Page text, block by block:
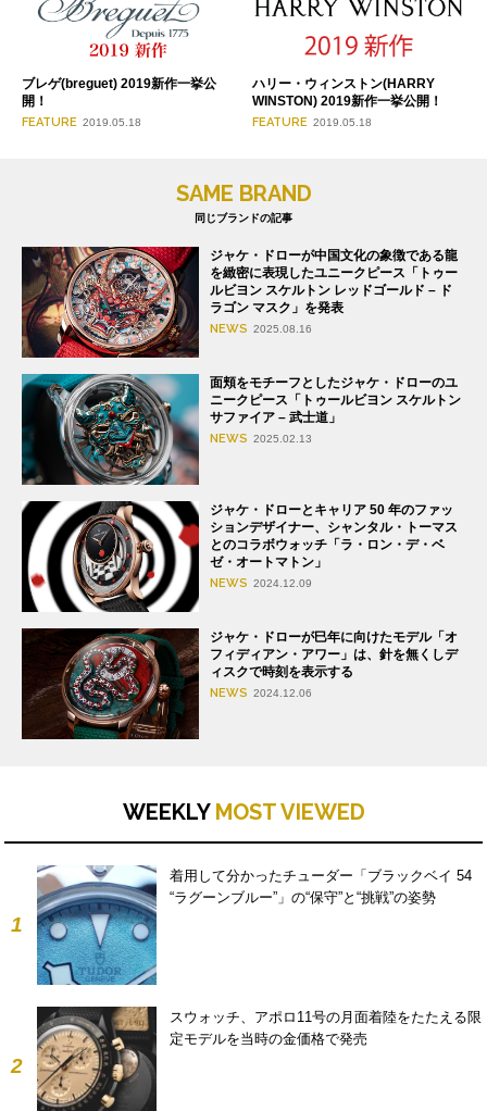
ブレゲ(breguet) 2019新作一挙公
開！
FEATURE 2019.05.18
ハリー・ウィンストン(HARRY
WINSTON) 2019新作一挙公開！
FEATURE 2019.05.18
SAME BRAND
同じブランドの記事
ジャケ・ドローが中国文化の象徴である龍
を緻密に表現したユニークピース「トゥー
ルビヨン スケルトン レッドゴールド – ド
ラゴン マスク」を発表
NEWS 2025.08.16
面頬をモチーフとしたジャケ・ドローのユ
ニークピース「トゥールビヨン スケルトン
サファイア – 武士道」
NEWS 2025.02.13
ジャケ・ドローとキャリア 50 年のファッ
ションデザイナー、シャンタル・トーマス
とのコラボウォッチ「ラ・ロン・デ・ベ
ゼ・オートマトン」
NEWS 2024.12.09
ジャケ・ドローが巳年に向けたモデル「オ
フィディアン・アワー」は、針を無くしデ
ィスクで時刻を表示する
NEWS 2024.12.06
WEEKLY MOST VIEWED
1
着用して分かったチューダー「ブラックベイ 54
“ラグーンブルー”」の“保守”と“挑戦”の姿勢
2
スウォッチ、アポロ11号の月面着陸をたたえる限
定モデルを当時の金価格で発売